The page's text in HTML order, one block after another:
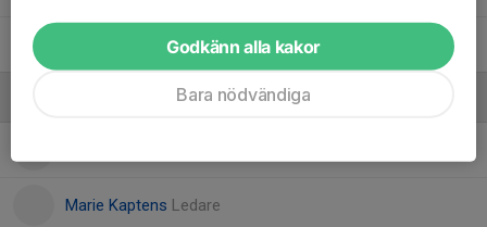
Marie Kaptens Ledare
Godkänn alla kakor
Bara nödvändiga